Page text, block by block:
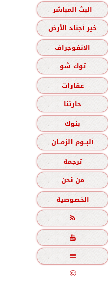
البث المباشر
خير أجناد الأرض
الانفوجراف
توك شو
عقارات
حارتنا
بنوك
ألبــوم الزمــان
ترجمة
من نحن
الخصوصية



محفوظة©